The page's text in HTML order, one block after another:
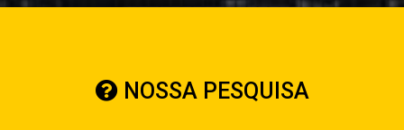
NOSSA PESQUISA